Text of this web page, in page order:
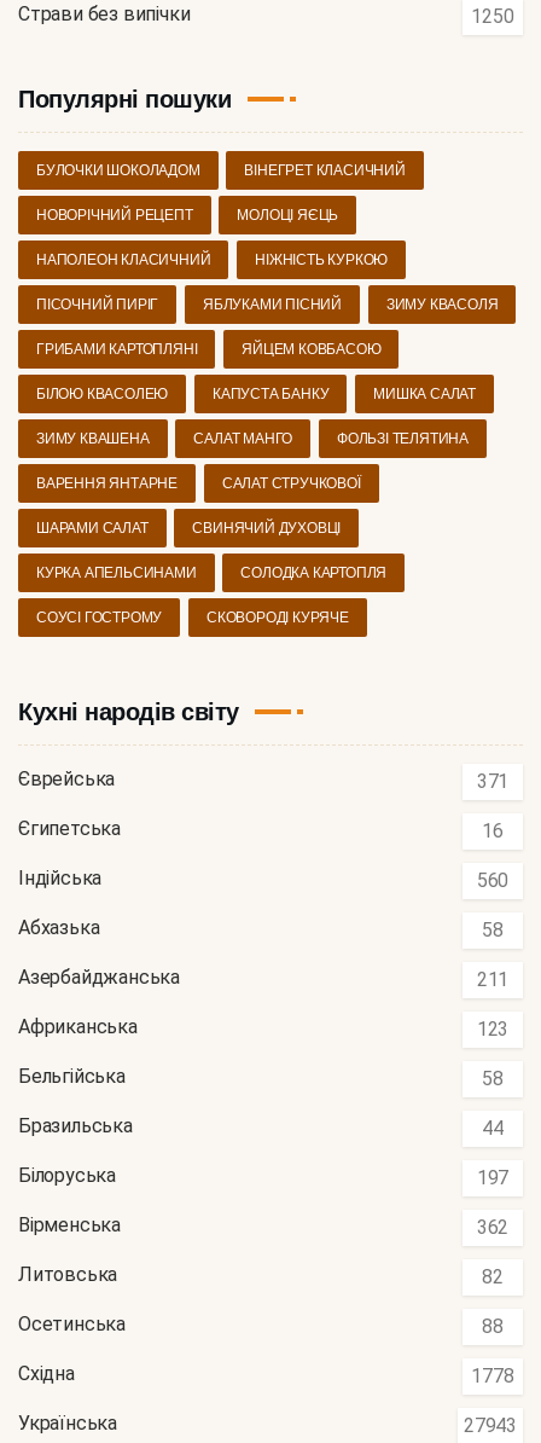
Страви без випічки 1250
Популярні пошуки
БУЛОЧКИ ШОКОЛАДОМ ВІНЕГРЕТ КЛАСИЧНИЙ
НОВОРІЧНИЙ РЕЦЕПТ МОЛОЦІ ЯЄЦЬ
НАПОЛЕОН КЛАСИЧНИЙ НІЖНІСТЬ КУРКОЮ
ПІСОЧНИЙ ПИРІГ ЯБЛУКАМИ ПІСНИЙ ЗИМУ КВАСОЛЯ
ГРИБАМИ КАРТОПЛЯНІ ЯЙЦЕМ КОВБАСОЮ
БІЛОЮ КВАСОЛЕЮ КАПУСТА БАНКУ МИШКА САЛАТ
ЗИМУ КВАШЕНА САЛАТ МАНГО ФОЛЬЗІ ТЕЛЯТИНА
ВАРЕННЯ ЯНТАРНЕ САЛАТ СТРУЧКОВОЇ
ШАРАМИ САЛАТ СВИНЯЧИЙ ДУХОВЦІ
КУРКА АПЕЛЬСИНАМИ СОЛОДКА КАРТОПЛЯ
СОУСІ ГОСТРОМУ СКОВОРОДІ КУРЯЧЕ
Кухні народів світу
Єврейська 371
Єгипетська 16
Індійська 560
Абхазька 58
Азербайджанська 211
Африканська 123
Бельгійська 58
Бразильська 44
Білоруська 197
Вірменська 362
Литовська 82
Осетинська 88
Східна 1778
Українська 27943